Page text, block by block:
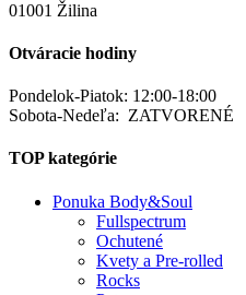
01001 Žilina
Otváracie hodiny
Pondelok-Piatok: 12:00-18:00
Sobota-Nedeľa: ZATVORENÉ
TOP kategórie
Ponuka Body&Soul
Fullspectrum
Ochutené
Kvety a Pre-rolled
Rocks